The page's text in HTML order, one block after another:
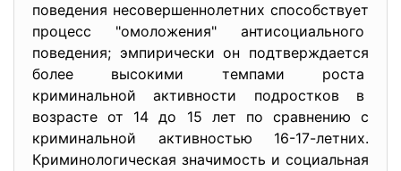
поведения несовершеннолетних способствует
процесс "омоложения" антисоциального
поведения; эмпирически он подтверждается
более высокими темпами роста
криминальной активности подростков в
возрасте от 14 до 15 лет по сравнению с
криминальной активностью 16-17-летних.
Криминологическая значимость и социальная